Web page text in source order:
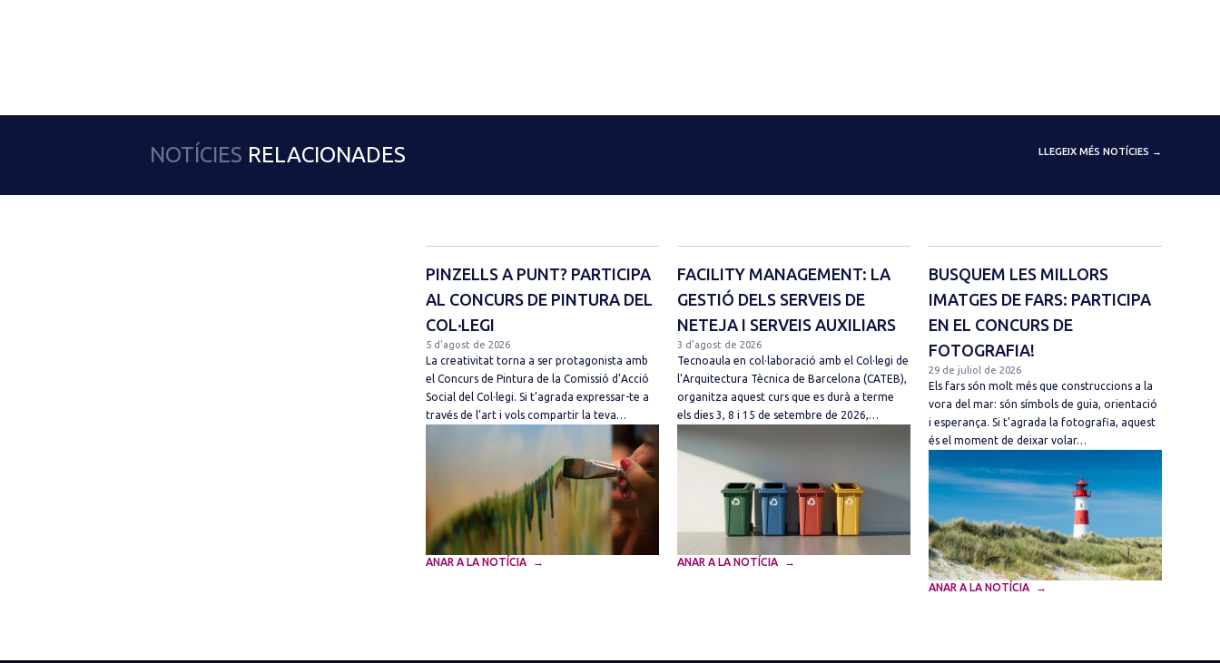
NOTÍCIES RELACIONADES LLEGEIX MÉS NOTÍCIES →
PINZELLS A PUNT? PARTICIPA
AL CONCURS DE PINTURA DEL
COL·LEGI
5 d'agost de 2026
La creativitat torna a ser protagonista amb
el Concurs de Pintura de la Comissió d’Acció
Social del Col·legi. Si t’agrada expressar-te a
través de l’art i vols compartir la teva…
ANAR A LA NOTÍCIA
FACILITY MANAGEMENT: LA
GESTIÓ DELS SERVEIS DE
NETEJA I SERVEIS AUXILIARS
3 d'agost de 2026
Tecnoaula en col·laboració amb el Col·legi de
l’Arquitectura Tècnica de Barcelona (CATEB),
organitza aquest curs que es durà a terme
els dies 3, 8 i 15 de setembre de 2026,…
ANAR A LA NOTÍCIA
BUSQUEM LES MILLORS
IMATGES DE FARS: PARTICIPA
EN EL CONCURS DE
FOTOGRAFIA!
29 de juliol de 2026
Els fars són molt més que construccions a la
vora del mar: són símbols de guia, orientació
i esperança. Si t’agrada la fotografia, aquest
és el moment de deixar volar…
ANAR A LA NOTÍCIA